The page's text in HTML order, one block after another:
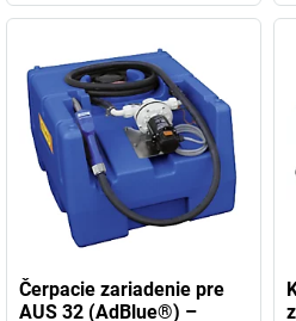
Čerpacie zariadenie pre
AUS 32 (AdBlue®) –